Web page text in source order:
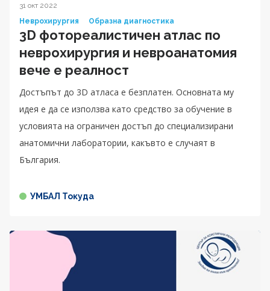
31 окт 2022
Неврохирургия
Образна диагностика
3D фотореалистичен атлас по
неврохирургия и невроанатомия
вече е реалност
Достъпът до 3D атласа е безплатен. Основната му
идея е да се използва като средство за обучение в
условията на ограничен достъп до специализирани
анатомични лаборатории, какъвто е случаят в
България.
УМБАЛ Токуда